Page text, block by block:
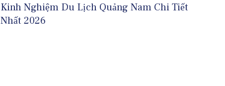
Kinh Nghiệm Du Lịch Quảng Nam Chi Tiết
Nhất 2026